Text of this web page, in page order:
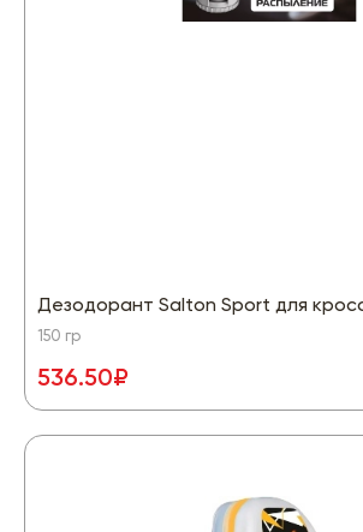
Дезодорант Salton Sport для
150 гр
536.50₽